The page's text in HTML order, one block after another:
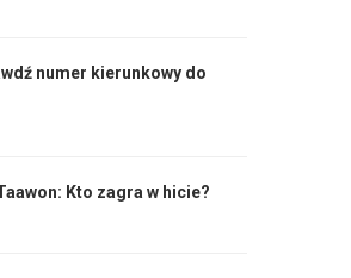
numer kierunkowy do
Kto zagra w hicie?